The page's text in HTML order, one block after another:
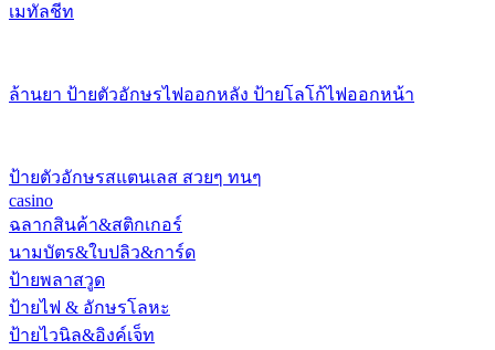
เมทัลชีท
ล้านยา ป้ายตัวอักษรไฟออกหลัง ป้ายโลโก้ไฟออกหน้า
ป้ายตัวอักษรสแตนเลส สวยๆ ทนๆ
casino
ฉลากสินค้า&สติกเกอร์
นามบัตร&ใบปลิว&การ์ด
ป้ายพลาสวูด
ป้ายไฟ & อักษรโลหะ
ป้ายไวนิล&อิงค์เจ็ท